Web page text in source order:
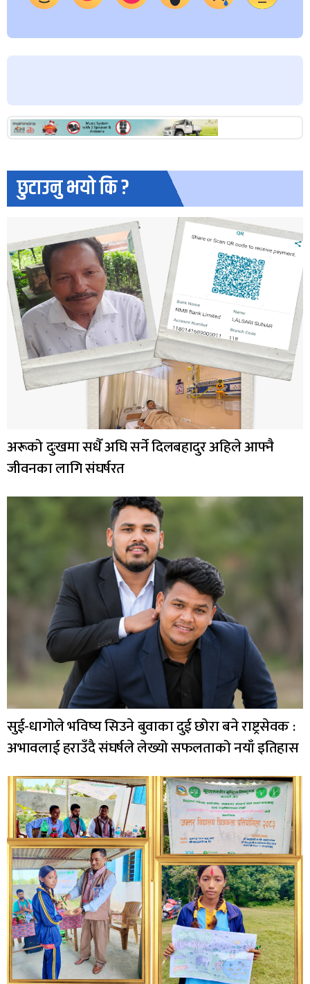
छुटाउनु भयो कि ?
अरूको दुःखमा सधैँ अघि सर्ने दिलबहादुर अहिले आफ्नै
जीवनका लागि संघर्षरत
सुई-धागोले भविष्य सिउने बुवाका दुई छोरा बने राष्ट्रसेवक :
अभावलाई हराउँदै संघर्षले लेख्यो सफलताको नयाँ इतिहास